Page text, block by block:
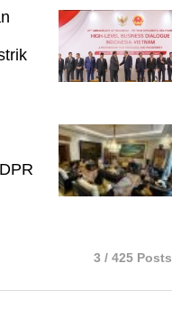
3 / 425 Posts